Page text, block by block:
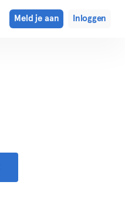
Meld je aan Inloggen